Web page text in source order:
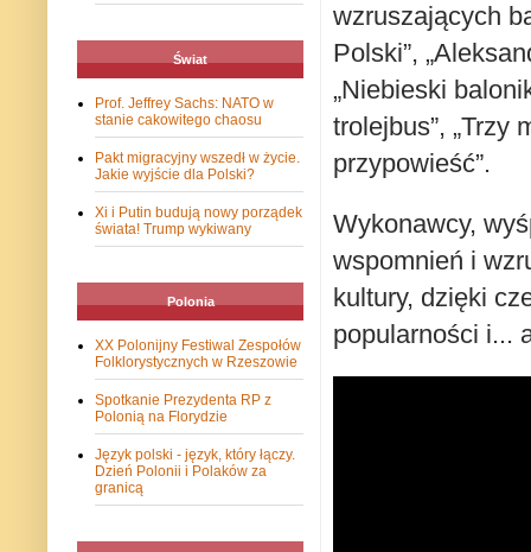
wzruszających
Polski”,
„Niebieski
trolejbus”, „Trzy
przypowieść”.
Wykonawcy,
wspomnień i
kultury, dzięki
popularności i...
Świat
Prof. Jeffrey Sachs: NATO w
stanie cakowitego chaosu
Pakt migracyjny wszedł w życie.
Jakie wyjście dla Polski?
Xi i Putin budują nowy porządek
świata! Trump wykiwany
Polonia
XX Polonijny Festiwal Zespołów
Folklorystycznych w Rzeszowie
Spotkanie Prezydenta RP z
Polonią na Florydzie
Język polski - język, który łączy.
Dzień Polonii i Polaków za
granicą